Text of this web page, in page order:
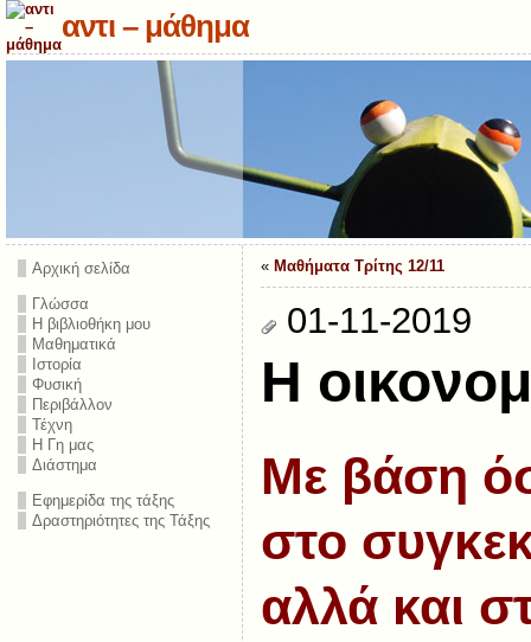
αντι – μάθημα
Αρχική σελίδα
Γλώσσα
Η βιβλιοθήκη μου
Μαθηματικά
Ιστορία
Φυσική
Περιβάλλον
Τέχνη
Η Γη μας
Διάστημα
Εφημερίδα της τάξης
Δραστηριότητες της Τάξης
« Μαθήματα Τρίτης 12/11
01-11-2019
Η
Με βάση
στο
αλλά και